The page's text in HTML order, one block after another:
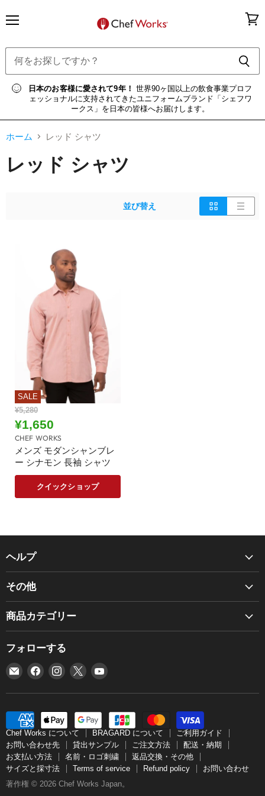
ュ
日本のお客様に愛されて9年！ 世界90ヶ国以上の飲食事業プロフ
ェッショナルに支持されてきたユニフォームブランド「シェフワ
ークス」を日本の皆様へお届けします。
ト
を
見
る
ホーム レッド シャツ
レッド シャツ
並び替え
SALE
元
の
価
格
¥5,280
現
在
の
価
格
¥1,650
CHEF WORKS
メンズ モダンシャンブレ
ー シナモン 長袖 シャツ
クイックショップ
ヘルプ
ご利用ガイド
お問い合わせ先
貸出サンプル
ご注文方法
名前・ロゴ刺繍
返品交換・その他
サイズと採寸法
Terms of service
その他
個人情報保護方針
利用規約
グローバルネットワーク
グローバルソーシングポリシー
特定商取引法
商品カテゴリー
NEW
エプロン
コックコート
帽子
アクセサリー
パンツ
ベスト
フォローする
E
ル
で
見
つ
け
て
Facebook
つ
け
て
く
だ
さ
Instagram
つ
け
て
く
だ
さ
X
つ
け
て
く
だ
さ
YouTube
つ
け
て
く
だ
さ
Chef Works について BRAGARD について
ご利用ガイド
お問い合わせ先
貸出サンプル ご注文方法
配送・納期
お支払い方法
名前・ロゴ刺繍
返品交換・その他
サイズと採寸法
Terms of service Refund policy
お問い合わせ
著作権 © 2026 Chef Works Japan。